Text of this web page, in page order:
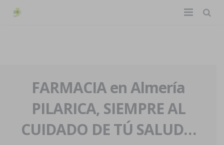
La farmacia
Nuestra historia
Nuestro equipo
Eventos
Servicios y reservas
FARMACIA en Almería
PILARICA, SIEMPRE AL
CUIDADO DE TÚ SALUD…